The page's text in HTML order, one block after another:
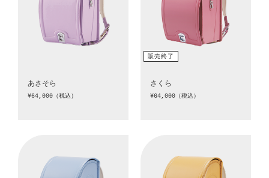
あさそら
¥64,000（税込）
さくら
¥64,000（税込）